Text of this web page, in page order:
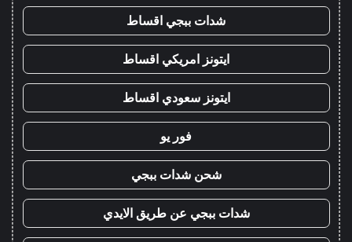
شدات ببجي اقساط
ايتونز امريكي اقساط
ايتونز سعودي اقساط
فور يو
شحن شدات ببجي
شدات ببجي عن طريق الايدي